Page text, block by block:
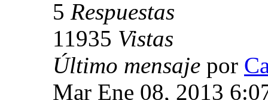
5 Respuestas
11935 Vistas
Último mensaje por
Mar Ene 08, 2013